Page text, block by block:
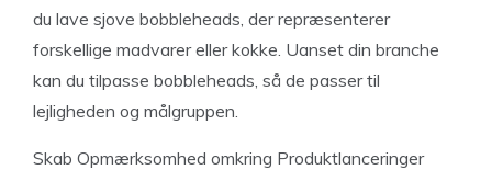
du lave sjove bobbleheads, der repræsenterer
forskellige madvarer eller kokke. Uanset din branche
kan du tilpasse bobbleheads, så de passer til
lejligheden og målgruppen.
Skab Opmærksomhed omkring Produktlanceringer